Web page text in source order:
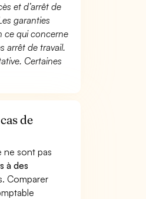
et d’arrêt de
garanties
ce qui concerne
arrêt de travail.
Certaines
de
ne sont pas
à des
Comparer